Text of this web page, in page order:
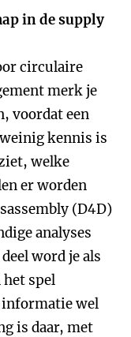
in de supply
circulaire
merk je
voordat een
kennis is
welke
er worden
(D4D)
analyses
word je als
het spel
informatie wel
is daar, met